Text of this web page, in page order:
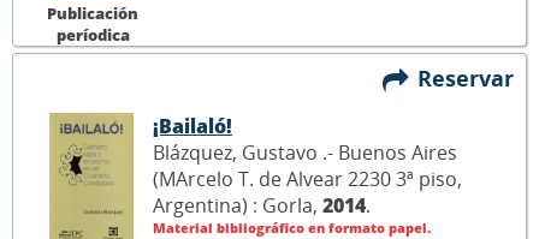
Publicación
períodica
Reservar
¡Bailaló!
Blázquez, Gustavo .- Buenos Aires
(MArcelo T. de Alvear 2230 3ª piso,
Argentina) : Gorla, 2014.
Material bibliográfico en formato papel.